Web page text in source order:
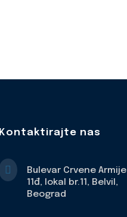
Kontaktirajte nas

Bulevar Crvene Armije
11đ, lokal br.11, Belvil,
Beograd